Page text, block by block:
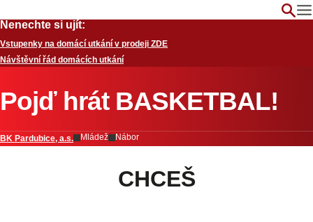
Nenechte si ujít:
Vstupenky na domácí utkání v prodeji ZDE
Návštěvní řád domácích utkání
Pojď hrát BASKETBAL!
BK Pardubice, a.s. Mládež Nábor
CHCEŠ